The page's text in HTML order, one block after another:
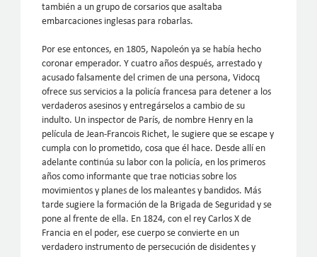
también a un grupo de corsarios que asaltaba
embarcaciones inglesas para robarlas.
Por ese entonces, en 1805, Napoleón ya se había hecho
coronar emperador. Y cuatro años después, arrestado y
acusado falsamente del crimen de una persona, Vidocq
ofrece sus servicios a la policía francesa para detener a los
verdaderos asesinos y entregárselos a cambio de su
indulto. Un inspector de París, de nombre Henry en la
película de Jean-Francois Richet, le sugiere que se escape y
cumpla con lo prometido, cosa que él hace. Desde allí en
adelante continúa su labor con la policía, en los primeros
años como informante que trae noticias sobre los
movimientos y planes de los maleantes y bandidos. Más
tarde sugiere la formación de la Brigada de Seguridad y se
pone al frente de ella. En 1824, con el rey Carlos X de
Francia en el poder, ese cuerpo se convierte en un
verdadero instrumento de persecución de disidentes y